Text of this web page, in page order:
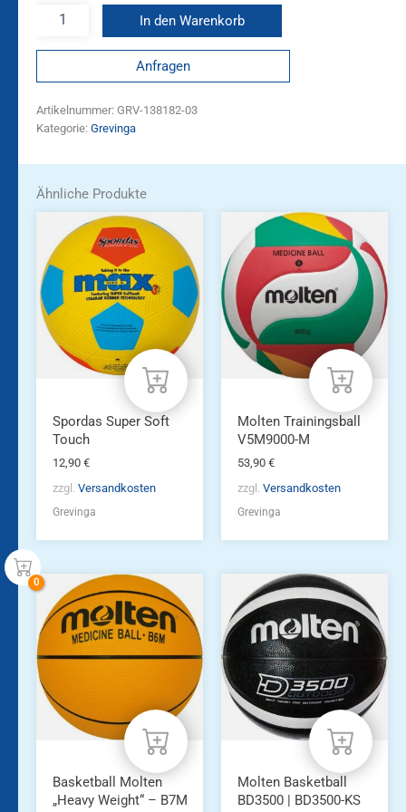
In den Warenkorb
Anfragen
Artikelnummer: GRV-138182-03
Kategorie: Grevinga
Ähnliche Produkte
Spordas Super Soft
Touch
12,90 €
zzgl. Versandkosten
Grevinga
Molten Trainingsball
V5M9000-M
53,90 €
zzgl. Versandkosten
Grevinga
Dieses
Produkt
weist
mehrere
Varianten
Optionen
können
Produktseite
gewählt
Basketball Molten
„Heavy Weight“ – B7M
Molten Basketball
BD3500 | BD3500-KS